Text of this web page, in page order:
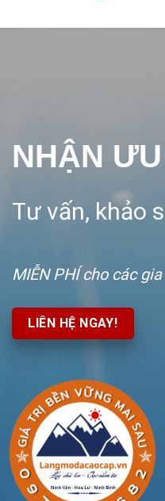
NHẬN
Tư vấn, khảo
MIỄN PHÍ cho các
LIÊN HỆ NGAY!